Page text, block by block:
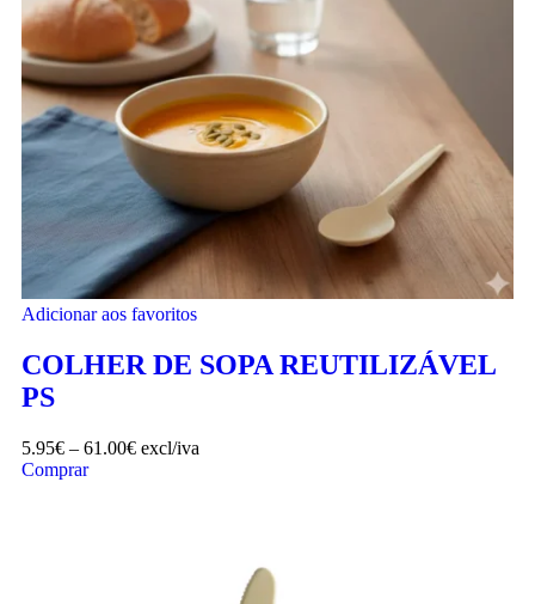
Adicionar aos favoritos
COLHER DE SOPA REUTILIZÁVEL
PS
5.95€ – 61.00€ excl/iva
Comprar